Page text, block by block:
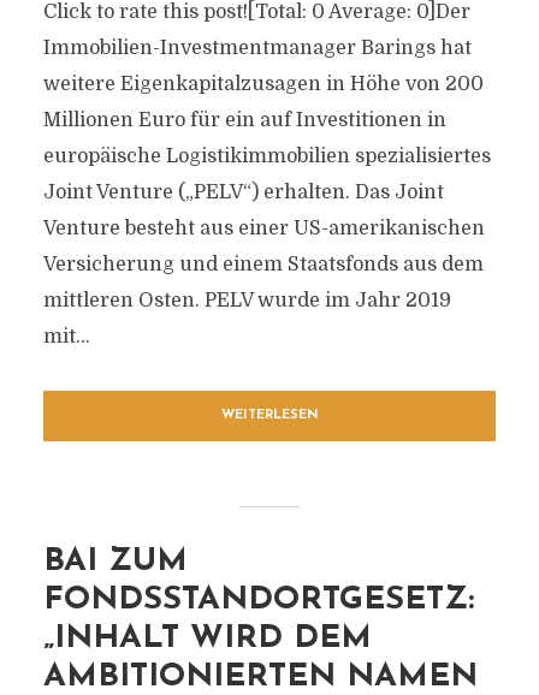
Click to rate this post![Total: 0 Average: 0]Der
Immobilien-Investmentmanager Barings hat
weitere Eigenkapitalzusagen in Höhe von 200
Millionen Euro für ein auf Investitionen in
europäische Logistikimmobilien spezialisiertes
Joint Venture („PELV“) erhalten. Das Joint
Venture besteht aus einer US-amerikanischen
Versicherung und einem Staatsfonds aus dem
mittleren Osten. PELV wurde im Jahr 2019
mit...
WEITERLESEN
BAI ZUM
FONDSSTANDORTGESETZ:
„INHALT WIRD DEM
AMBITIONIERTEN NAMEN